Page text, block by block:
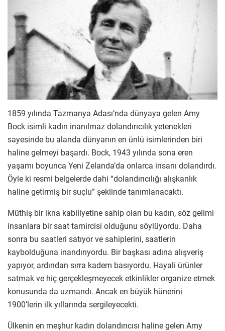
1859 yılında Tazmanya Adası’nda dünyaya gelen Amy
Bock isimli kadın inanılmaz dolandırıcılık yetenekleri
sayesinde bu alanda dünyanın en ünlü isimlerinden biri
haline gelmeyi başardı. Bock, 1943 yılında sona eren
yaşamı boyunca Yeni Zelanda’da onlarca insanı dolandırdı.
Öyle ki resmi belgelerde dahi “dolandırıcılığı alışkanlık
haline getirmiş bir suçlu” şeklinde tanımlanacaktı.
Müthiş bir ikna kabiliyetine sahip olan bu kadın, söz gelimi
insanlara bir saat tamircisi olduğunu söylüyordu. Daha
sonra bu saatleri satıyor ve sahiplerini, saatlerin
kaybolduğuna inandırıyordu. Bir başkası adına alışveriş
yapıyor, ardından sırra kadem basıyordu. Hayali ürünler
satmak ve hiç gerçekleşmeyecek etkinlikler organize etmek
konusunda da uzmandı. Ancak en büyük hünerini
1900’lerin ilk yıllarında sergileyecekti.
Ülkenin en meşhur kadın dolandırıcısı haline gelen Amy